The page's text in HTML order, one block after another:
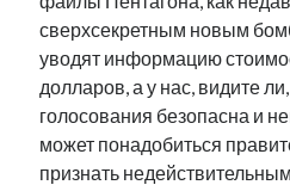
сверхсекретным новым
уводят информацию
долларов, а у нас, видите
голосования безопасна и
может понадобиться
признать